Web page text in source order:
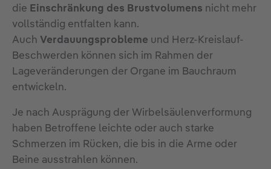
die Einschränkung des Brustvolumens nicht mehr
vollständig entfalten kann.
Auch Verdauungsprobleme und Herz-Kreislauf-
Beschwerden können sich im Rahmen der
Lageveränderungen der Organe im Bauchraum
entwickeln.
Je nach Ausprägung der Wirbelsäulenverformung
haben Betroffene leichte oder auch starke
Schmerzen im Rücken, die bis in die Arme oder
Beine ausstrahlen können.